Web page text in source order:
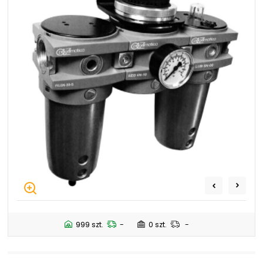
+48 669 834 274
uszczelnienia@chss.pl
+48 731 349 406
info@chss.pl
Centrum Hydrauliki Siłowej Jawor
59-400 Jawor, ul. Kuziennicza 5, POLSKA
Biuro obsługi klienta:
+48 665 001 660
jawor@chss.pl
PN-PT: 7:00 - 16:00
+48 665 001 770
Projektowanie i budowa układów:
POWER HYDRAULICS SOLUTIONS
999 szt. - 0 szt. -